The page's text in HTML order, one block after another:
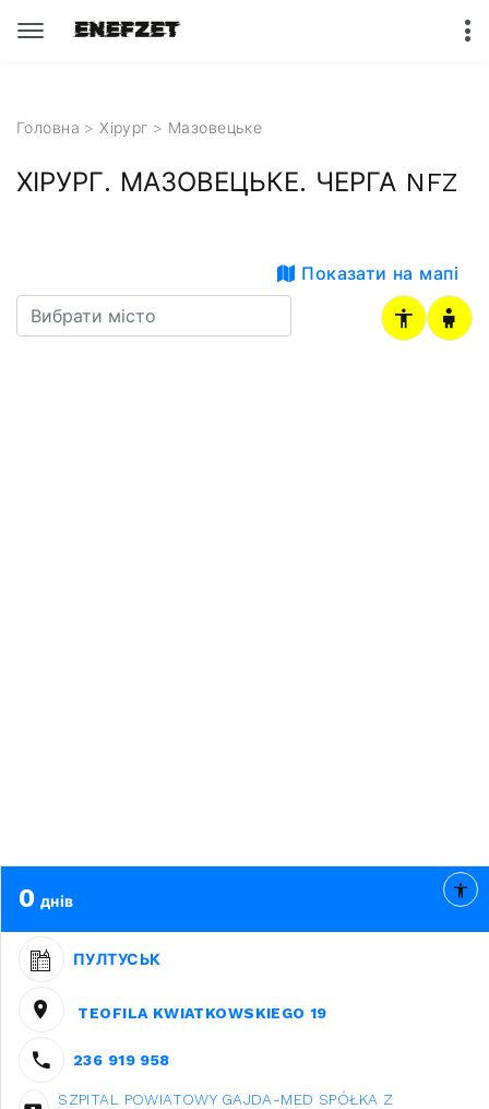
Головна >Хірург > Мазовецьке
ХІРУРГ. МАЗОВЕЦЬКЕ. ЧЕРГА NFZ
Показати на мапі
0 днів
ПУЛТУСЬК
TEOFILA KWIATKOWSKIEGO 19
236 919 958
SZPITAL POWIATOWY GAJDA-MED SPÓŁKA Z